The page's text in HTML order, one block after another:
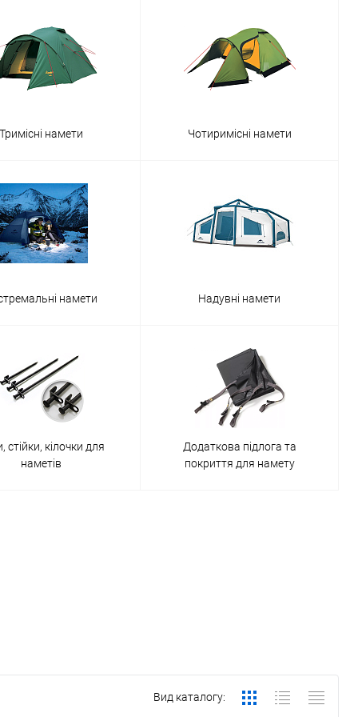
Тримісні намети Чотиримісні намети
намети Надувні намети
стійки, кілочки для
наметів
Додаткова підлога та
покриття для намету
Вид каталогу: